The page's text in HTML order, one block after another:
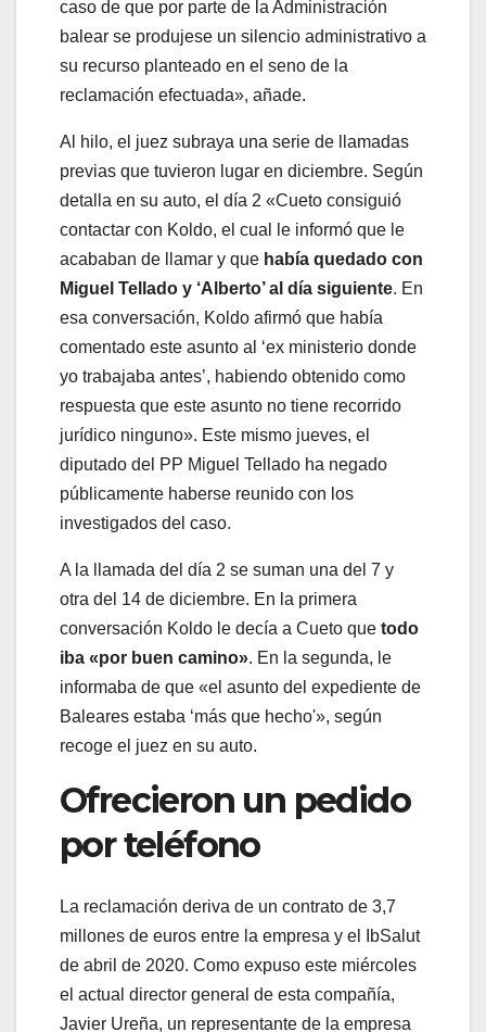
caso de que por parte de la Administración
balear se produjese un silencio administrativo a
su recurso planteado en el seno de la
reclamación efectuada», añade.
Al hilo, el juez subraya una serie de llamadas
previas que tuvieron lugar en diciembre. Según
detalla en su auto, el día 2 «Cueto consiguió
contactar con Koldo, el cual le informó que le
acababan de llamar y que había quedado con
Miguel Tellado y ‘Alberto’ al día siguiente. En
esa conversación, Koldo afirmó que había
comentado este asunto al ‘ex ministerio donde
yo trabajaba antes’, habiendo obtenido como
respuesta que este asunto no tiene recorrido
jurídico ninguno». Este mismo jueves, el
diputado del PP Miguel Tellado ha negado
públicamente haberse reunido con los
investigados del caso.
A la llamada del día 2 se suman una del 7 y
otra del 14 de diciembre. En la primera
conversación Koldo le decía a Cueto que todo
iba «por buen camino». En la segunda, le
informaba de que «el asunto del expediente de
Baleares estaba ‘más que hecho'», según
recoge el juez en su auto.
Ofrecieron un pedido
por teléfono
La reclamación deriva de un contrato de 3,7
millones de euros entre la empresa y el IbSalut
de abril de 2020. Como expuso este miércoles
el actual director general de esta compañía,
Javier Ureña, un representante de la empresa